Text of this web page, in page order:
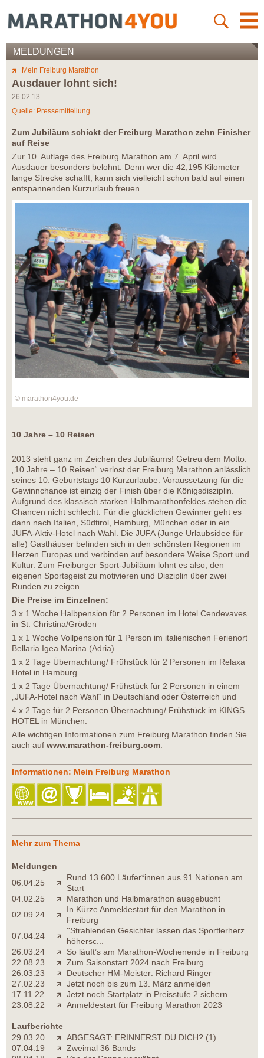
MELDUNGEN
Mein Freiburg Marathon
Ausdauer lohnt sich!
26.02.13
Quelle: Pressemitteilung
Zum Jubiläum schickt der Freiburg Marathon zehn Finisher
auf Reise
Zur 10. Auflage des Freiburg Marathon am 7. April wird
Ausdauer besonders belohnt. Denn wer die 42,195 Kilometer
lange Strecke schafft, kann sich vielleicht schon bald auf einen
entspannenden Kurzurlaub freuen.
© marathon4you.de
10 Jahre – 10 Reisen
2013 steht ganz im Zeichen des Jubiläums! Getreu dem Motto:
„10 Jahre – 10 Reisen“ verlost der Freiburg Marathon anlässlich
seines 10. Geburtstags 10 Kurzurlaube. Voraussetzung für die
Gewinnchance ist einzig der Finish über die Königsdisziplin.
Aufgrund des klassisch starken Halbmarathonfeldes stehen die
Chancen nicht schlecht. Für die glücklichen Gewinner geht es
dann nach Italien, Südtirol, Hamburg, München oder in ein
JUFA-Aktiv-Hotel nach Wahl. Die JUFA (Junge Urlaubsidee für
alle) Gasthäuser befinden sich in den schönsten Regionen im
Herzen Europas und verbinden auf besondere Weise Sport und
Kultur. Zum Freiburger Sport-Jubiläum lohnt es also, den
eigenen Sportsgeist zu motivieren und Disziplin über zwei
Runden zu zeigen.
Die Preise im Einzelnen:
3 x 1 Woche Halbpension für 2 Personen im Hotel Cendevaves
in St. Christina/Gröden
1 x 1 Woche Vollpension für 1 Person im italienischen Ferienort
Bellaria Igea Marina (Adria)
1 x 2 Tage Übernachtung/ Frühstück für 2 Personen im Relaxa
Hotel in Hamburg
1 x 2 Tage Übernachtung/ Frühstück für 2 Personen in einem
„JUFA-Hotel nach Wahl“ in Deutschland oder Österreich und
4 x 2 Tage für 2 Personen Übernachtung/ Frühstück im KINGS
HOTEL in München.
Alle wichtigen Informationen zum Freiburg Marathon finden Sie
auch auf www.marathon-freiburg.com
Informationen: Mein Freiburg Marathon
Mehr zum Thema
Meldungen
06.04.25
Rund 13.600 Läufer*innen aus 91 Nationen am
Start
04.02.25
Marathon und Halbmarathon ausgebucht
02.09.24
In Kürze Anmeldestart für den Marathon in
Freiburg
07.04.24
''Strahlenden Gesichter lassen das Sportlerherz
höhersc...
26.03.24
So läuft’s am Marathon-Wochenende in Freiburg
22.08.23
Zum Saisonstart 2024 nach Freiburg
26.03.23
Deutscher HM-Meister: Richard Ringer
27.02.23
Jetzt noch bis zum 13. März anmelden
17.11.22
Jetzt noch Startplatz in Preisstufe 2 sichern
23.08.22
Anmeldestart für Freiburg Marathon 2023
Laufberichte
29.03.20
ABGESAGT: ERINNERST DU DICH? (1)
07.04.19
Zweimal 36 Bands